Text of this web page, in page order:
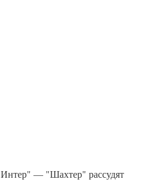
— "Шахтер" рассудят